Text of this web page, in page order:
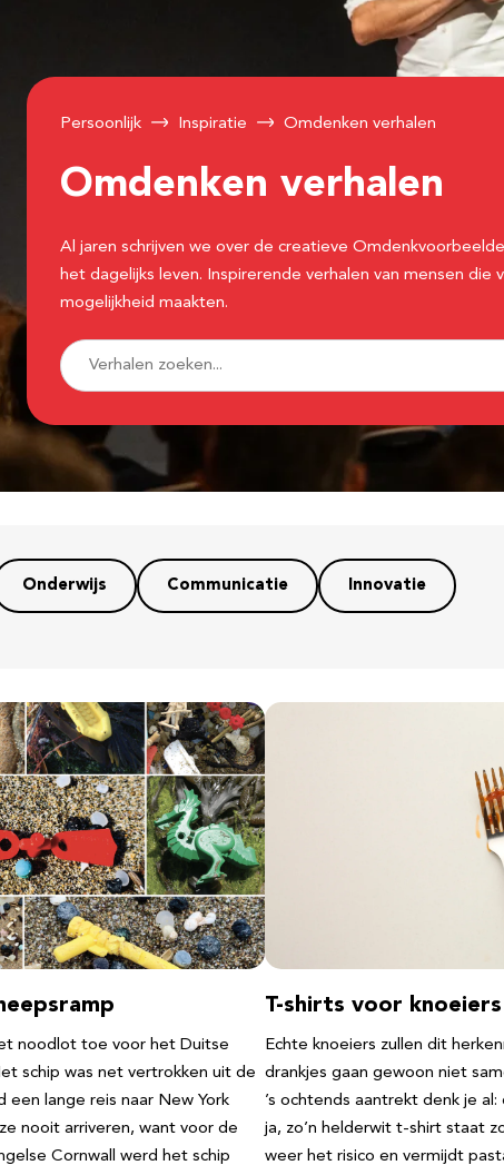
Persoonlijk Inspiratie Omdenken verhalen
Omdenken verhalen
Al jaren schrijven we over de creatieve
het dagelijks leven. Inspirerende verhalen van mensen die
mogelijkheid maakten.
Onderwijs Communicatie Innovatie
noodlot toe voor het Duitse
schip was net vertrokken uit de
een lange reis naar New York
nooit arriveren, want voor de
Cornwall werd het schip
T-shirts voor knoeiers
Echte knoeiers zullen dit
drankjes gaan gewoon niet
’s ochtends aantrekt denk je
ja, zo’n helderwit t-shirt staat
weer het risico en vermijdt